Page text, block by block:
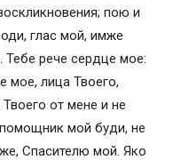
пою и
глас мой, имже
рече сердце мое:
мое, лица Твоего,
от мене и не
мой буди, не
Спасителю мой. Яко